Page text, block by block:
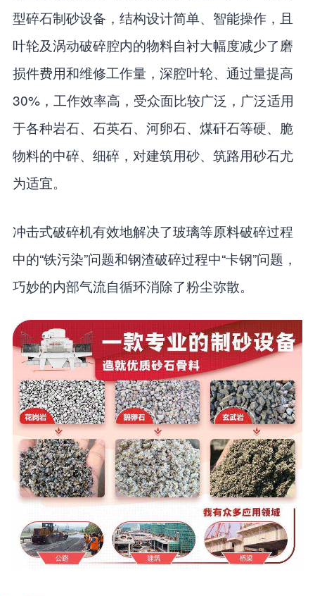
型碎石制砂设备，结构设计简单、智能操作，且
叶轮及涡动破碎腔内的物料自衬大幅度减少了磨
损件费用和维修工作量，深腔叶轮、通过量提高
30%，工作效率高，受众面比较广泛，广泛适用
于各种岩石、石英石、河卵石、煤矸石等硬、脆
物料的中碎、细碎，对建筑用砂、筑路用砂石尤
为适宜。
冲击式破碎机有效地解决了玻璃等原料破碎过程
中的“铁污染”问题和钢渣破碎过程中“卡钢”问题，
巧妙的内部气流自循环消除了粉尘弥散。